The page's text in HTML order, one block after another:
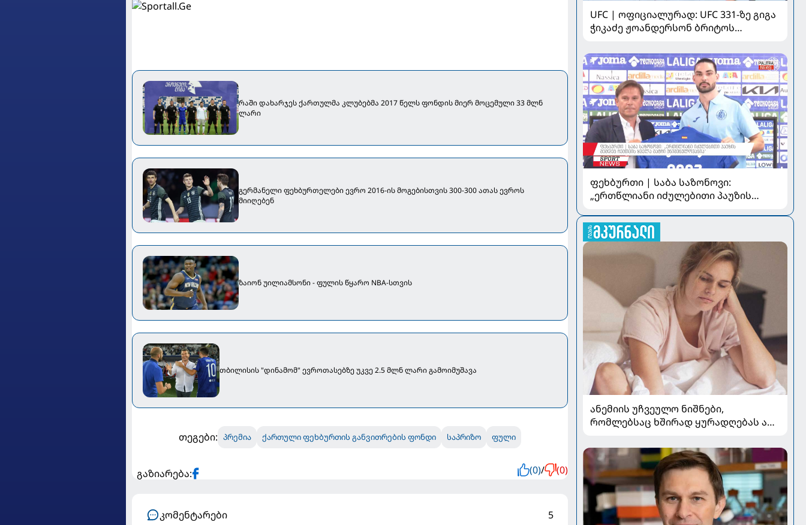
რაში დახარჯეს ქართულმა კლუბებმა 2017 წელს ფონდის მიერ მოცემული 33 მლნ
ლარი
გერმანელი ფეხბურთელები ევრო 2016-ის მოგებისთვის 300-300 ათას ევროს
მიიღებენ
ზაიონ უილიამსონი - ფულის წყარო NBA-სთვის
თბილისის "დინამომ" ევროთასებზე უკვე 2.5 მლნ ლარი გამოიმუშავა
თეგები: პრემია ქართული ფეხბურთის განვითრების ფონდი საპრიზო ფული
გაზიარება: (0)/ (0)
კომენტარები 5
UFC | ოფიციალურად: UFC 331-ზე გიგა
ჭიკაძე ჟოანდერსონ ბრიტოს
ფეხბურთი | საბა საზონოვი:
„ერთწლიანი იძულებითი პაუზის
მნიშვნელოვანია“
ანემიის უჩვეულო ნიშნები,
რომლებსაც ხშირად ყურადღებას არ